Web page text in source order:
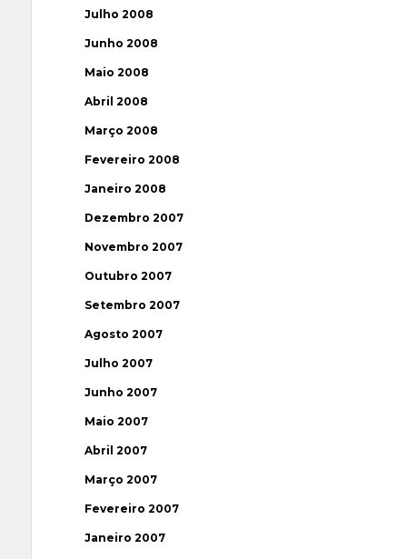
Julho 2008
Junho 2008
Maio 2008
Abril 2008
Março 2008
Fevereiro 2008
Janeiro 2008
Dezembro 2007
Novembro 2007
Outubro 2007
Setembro 2007
Agosto 2007
Julho 2007
Junho 2007
Maio 2007
Abril 2007
Março 2007
Fevereiro 2007
Janeiro 2007